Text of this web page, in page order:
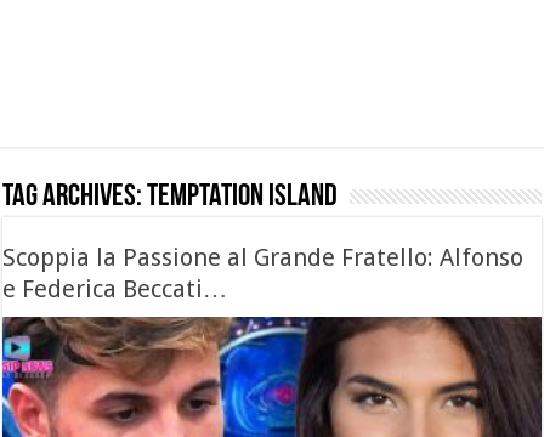
Tag Archives:temptation island
Scoppia la Passione al Grande Fratello: Alfonso
e Federica Beccati…